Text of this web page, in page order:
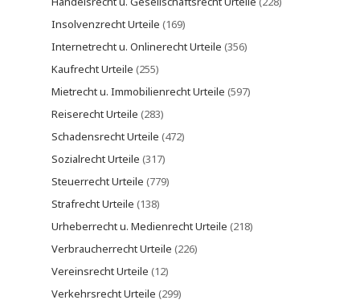
Insolvenzrecht Urteile (169)
Internetrecht u. Onlinerecht Urteile (356)
Kaufrecht Urteile (255)
Mietrecht u. Immobilienrecht Urteile (597)
Reiserecht Urteile (283)
Schadensrecht Urteile (472)
Sozialrecht Urteile (317)
Steuerrecht Urteile (779)
Strafrecht Urteile (138)
Urheberrecht u. Medienrecht Urteile (218)
Verbraucherrecht Urteile (226)
Vereinsrecht Urteile (12)
Verkehrsrecht Urteile (299)